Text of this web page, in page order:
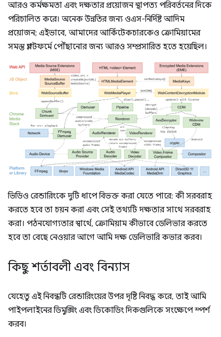
আরও কর্মক্ষমতা এবং দক্ষতার প্রয়োজন স্থাপত্য পরিবর্তনের দিকে
পরিচালিত করে। অনেক উন্নতির জন্য ওএস-নির্দিষ্ট আদিম
প্রয়োজন; এইভাবে, আমাদের আর্কিটেকচারকেও ক্রোমিয়ামের
সমস্ত প্ল্যাটফর্মে পৌঁছানোর জন্য আরও সম্প্রসারিত হতে হয়েছিল।
ভিডিও রেন্ডারিংকে দুটি ধাপে বিভক্ত করা যেতে পারে: কী সরবরাহ
করতে হবে তা চয়ন করা এবং সেই তথ্যটি দক্ষতার সাথে সরবরাহ
করা। পঠনযোগ্যতার স্বার্থে, ক্রোমিয়াম কীভাবে ডেলিভার করতে
হবে তা বেছে নেওয়ার আগে আমি দক্ষ ডেলিভারি কভার করব।
কিছু শর্তাবলী এবং বিন্যাস
যেহেতু এই নিবন্ধটি রেন্ডারিংয়ের উপর দৃষ্টি নিবদ্ধ করে, তাই আমি
পাইপলাইনের ডিমুক্সিং এবং ডিকোডিং দিকগুলিকে সংক্ষেপে স্পর্শ
করব।